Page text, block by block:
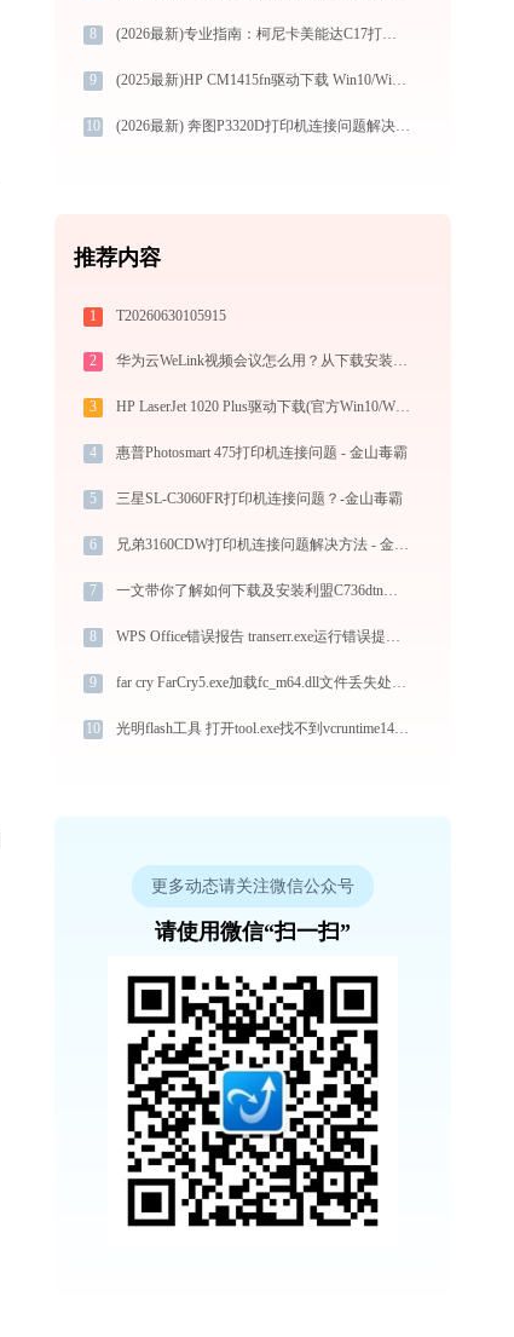
8 (2026最新)专业指南：柯尼卡美能达C17打印机驱动的下载与安装步骤详解
9 (2025最新)HP CM1415fn驱动下载 Win10/Win11官方版
10 (2026最新) 奔图P3320D打印机连接问题解决方法 - 金山毒霸
推荐内容
1 T20260630105915
2 华为云WeLink视频会议怎么用？从下载安装到大型会议主持的全流程指南
3 HP LaserJet 1020 Plus驱动下载(官方Win10/Win11)
4 惠普Photosmart 475打印机连接问题 - 金山毒霸
5 三星SL-C3060FR打印机连接问题？-金山毒霸
6 兄弟3160CDW打印机连接问题解决方法 - 金山毒霸
7 一文带你了解如何下载及安装利盟C736dtn打印机驱动
8 WPS Office错误报告 transerr.exe运行错误提示0xc000000d的解决办法
9 far cry FarCry5.exe加载fc_m64.dll文件丢失处理办法
10 光明flash工具 打开tool.exe找不到vcruntime140.dll怎么办
更多动态请关注微信公众号
请使用微信“扫一扫”